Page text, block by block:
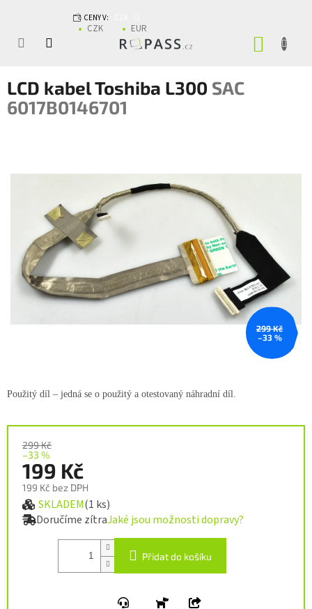
CENY V:
CZK EUR
LCD kabel Toshiba L300 SAC
6017B0146701
299 Kč
–33 %
299 Kč
–33 %
199 Kč
199 Kč bez DPH
Měrná cena:
SKLADEM(1 ks)
Doručíme zítraJaké jsou možnosti dopravy?
Přidat do košíku
Použitý díl – jedná se o použitý a otestovaný náhradní díl.